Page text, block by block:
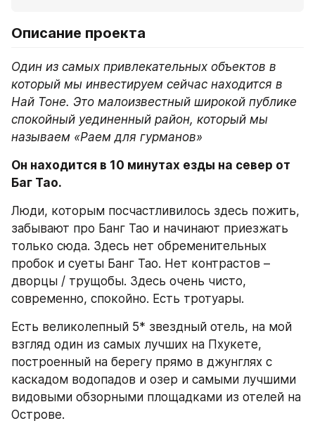
Описание проекта
Один из самых привлекательных объектов в
который мы инвестируем сейчас находится в
Най Тоне. Это малоизвестный широкой публике
спокойный уединенный район, который мы
называем «Раем для гурманов»
Он находится в 10 минутах езды на север от
Баг Тао.
Люди, которым посчастливилось здесь пожить,
забывают про Банг Тао и начинают приезжать
только сюда. Здесь нет обременительных
пробок и суеты Банг Тао. Нет контрастов –
дворцы / трущобы. Здесь очень чисто,
современно, спокойно. Есть тротуары.
Есть великолепный 5* звездный отель, на мой
взгляд один из самых лучших на Пхукете,
построенный на берегу прямо в джунглях с
каскадом водопадов и озер и самыми лучшими
видовыми обзорными площадками из отелей на
Острове.